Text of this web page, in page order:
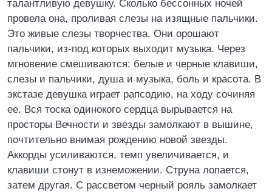
талантливую девушку. Сколько бессонных ночей
провела она, проливая слезы на изящные пальчики.
Это живые слезы творчества. Они орошают
пальчики, из-под которых выходит музыка. Через
мгновение смешиваются: белые и черные клавиши,
слезы и пальчики, душа и музыка, боль и красота. В
экстазе девушка играет рапсодию, на ходу сочиняя
ее. Вся тоска одинокого сердца вырывается на
просторы Вечности и звезды замолкают в вышине,
почтительно внимая рождению новой звезды.
Аккорды усиливаются, темп увеличивается, и
клавиши стонут в изнеможении. Струна лопается,
затем другая. С рассветом черный рояль замолкает